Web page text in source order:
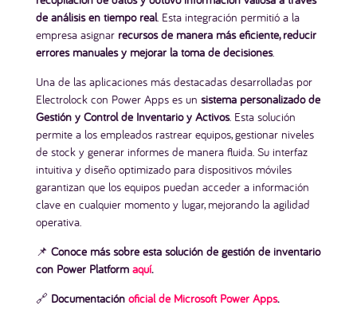
de análisis en tiempo real. Esta integración permitió a la
empresa asignar recursos de manera más eficiente, reducir
errores manuales y mejorar la toma de decisiones.
Una de las aplicaciones más destacadas desarrolladas por
Electrolock con Power Apps es un sistema personalizado de
Gestión y Control de Inventario y Activos. Esta solución
permite a los empleados rastrear equipos, gestionar niveles
de stock y generar informes de manera fluida. Su interfaz
intuitiva y diseño optimizado para dispositivos móviles
garantizan que los equipos puedan acceder a información
clave en cualquier momento y lugar, mejorando la agilidad
operativa.
📌 Conoce más sobre esta solución de gestión de inventario
con Power Platform aquí.
🔗 Documentación oficial de Microsoft Power Apps.